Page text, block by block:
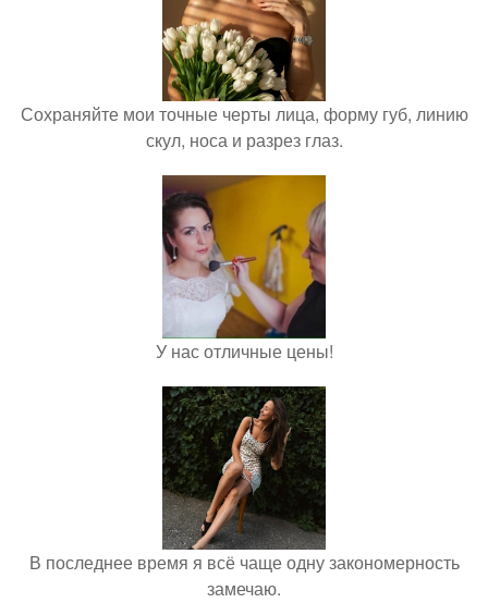
Сохраняйте мои точные черты лица, форму губ, линию
скул, носа и разрез глаз.
У нас отличные цены!
В последнее время я всё чаще одну закономерность
замечаю.